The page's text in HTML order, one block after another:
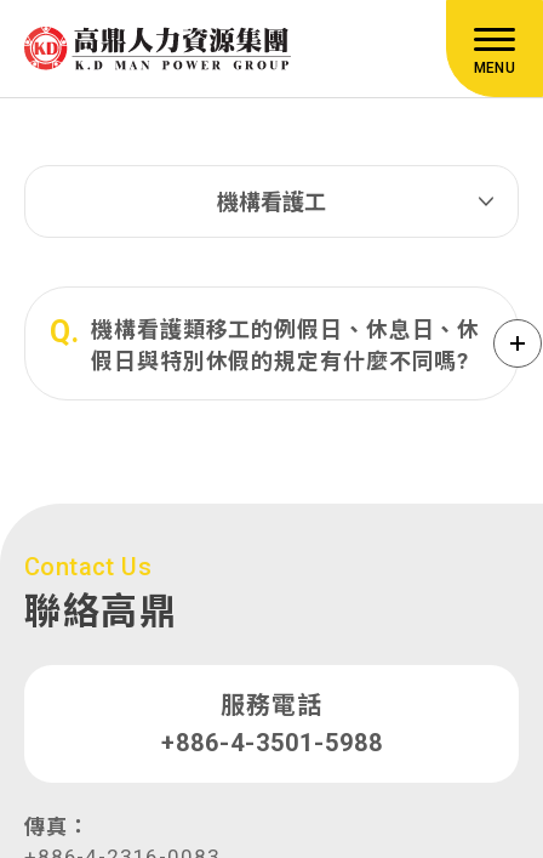
MENU
機構看護工
Q. 機構看護類移工的例假日、休息日、休
假日與特別休假的規定有什麼不同嗎?
Contact Us
聯絡高鼎
服務電話
+886-4-3501-5988
傳真：